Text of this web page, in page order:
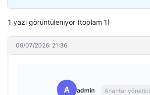
1 yazı görüntüleniyor (toplam 1)
09/07/2026: 21:36
A admin Anahtar yönetici